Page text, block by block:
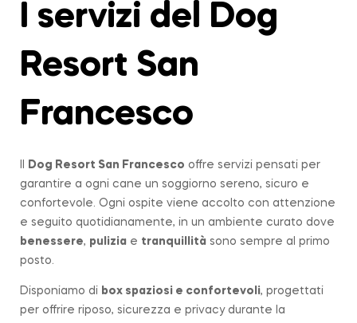
I servizi del Dog
Resort San
Francesco
Dog Resort San Francesco offre servizi pensati per
garantire a ogni cane un soggiorno sereno, sicuro e
confortevole. Ogni ospite viene accolto con attenzione
e seguito quotidianamente, in un ambiente curato dove
benessere, pulizia e tranquillità sono sempre al primo
posto.
Disponiamo di box spaziosi e confortevoli, progettati
per offrire riposo, sicurezza e privacy durante la